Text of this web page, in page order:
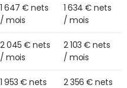
1 647 € nets
/ mois
1 634 € nets
/ mois
2 045 € nets
/ mois
2 103 € nets
/ mois
1 953 € nets
2 356 € nets